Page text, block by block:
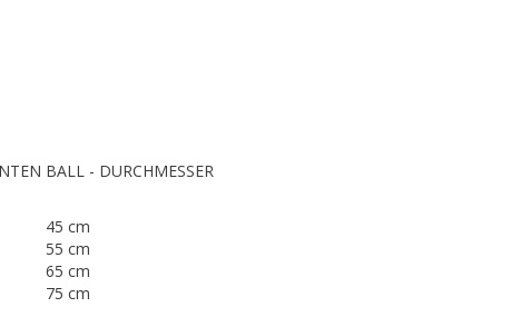
BALL - DURCHMESSER
45 cm
55 cm
65 cm
75 cm